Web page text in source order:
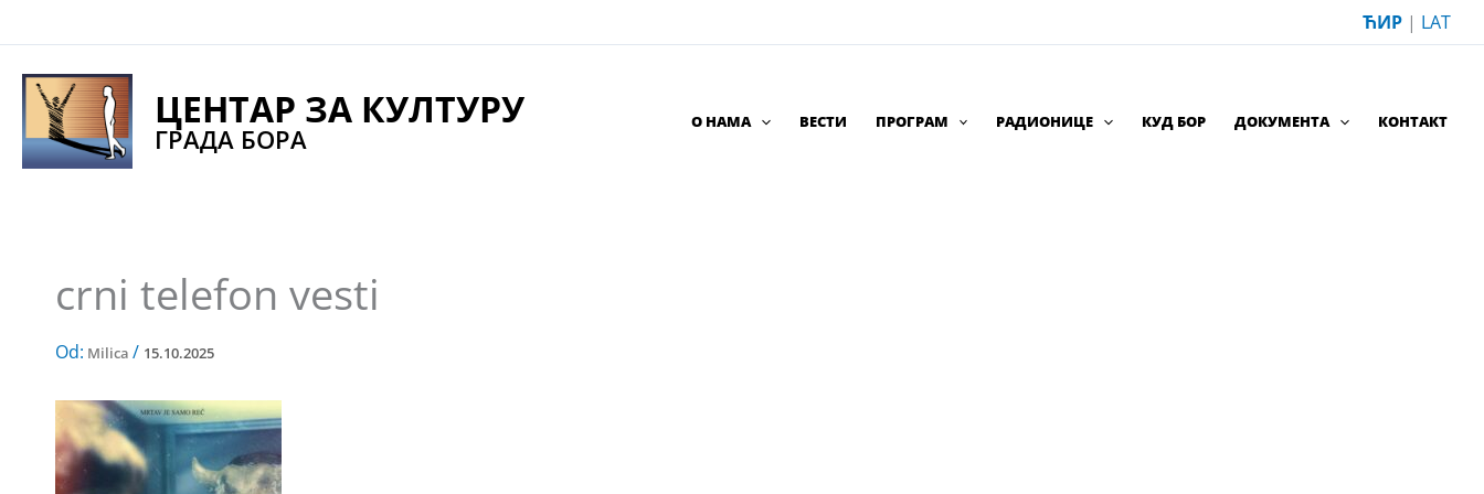
na
sadržaj
ЋИР | LAT
ЦЕНТАР ЗА КУЛТУРУ
ГРАДА БОРА
О НАМА ВЕСТИ ПРОГРАМ РАДИОНИЦЕ КУД БОР ДОКУМЕНТА КОНТАКТ
crni telefon vesti
Od: Milica / 15.10.2025